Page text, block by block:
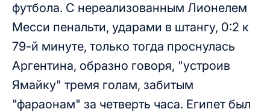
футбола. С нереализованным Лионелем
Месси пенальти, ударами в штангу, 0:2 к
79-й минуте, только тогда проснулась
Аргентина, образно говоря, "устроив
Ямайку" тремя голам, забитым
"фараонам" за четверть часа. Египет был